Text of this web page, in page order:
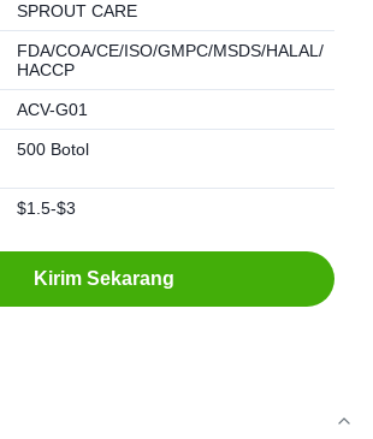
SPROUT CARE
FDA/COA/CE/ISO/GMPC/MSDS/HALAL/
HACCP
ACV-G01
500 Botol
$1.5-$3
Kirim Sekarang